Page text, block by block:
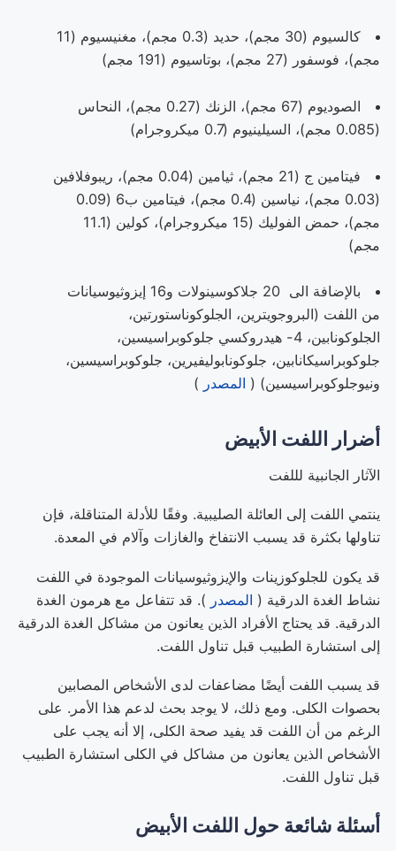
كالسيوم (30 مجم)، حديد (0.3 مجم)، مغنيسيوم (11
مجم)، فوسفور (27 مجم)، بوتاسيوم (191 مجم)
الصوديوم (67 مجم)، الزنك (0.27 مجم)، النحاس
(0.085 مجم)، السيلينيوم (0.7 ميكروجرام)
فيتامين ج (21 مجم)، ثيامين (0.04 مجم)، ريبوفلافين
(0.03 مجم)، نياسين (0.4 مجم)، فيتامين ب6 (0.09
مجم)، حمض الفوليك (15 ميكروجرام)، كولين (11.1
مجم)
بالإضافة الى 20 جلاكوسينولات و16 إيزوثيوسيانات
من اللفت (البروجويترين، الجلوكوناستورتين،
الجلوكونابين، 4- هيدروكسي جلوكوبراسيسين،
جلوكوبراسيكانابين، جلوكونابوليفيرين، جلوكوبراسيسين،
ونيوجلوكوبراسيسين) ( المصدر )
أضرار اللفت الأبيض
الآثار الجانبية لللفت
ينتمي اللفت إلى العائلة الصليبية. وفقًا للأدلة المتناقلة، فإن
تناولها بكثرة قد يسبب الانتفاخ والغازات وآلام في المعدة.
قد يكون للجلوكوزينات والإيزوثيوسيانات الموجودة في اللفت
نشاط الغدة الدرقية ( المصدر ). قد تتفاعل مع هرمون الغدة
الدرقية. قد يحتاج الأفراد الذين يعانون من مشاكل الغدة الدرقية
إلى استشارة الطبيب قبل تناول اللفت.
قد يسبب اللفت أيضًا مضاعفات لدى الأشخاص المصابين
بحصوات الكلى. ومع ذلك، لا يوجد بحث لدعم هذا الأمر. على
الرغم من أن اللفت قد يفيد صحة الكلى، إلا أنه يجب على
الأشخاص الذين يعانون من مشاكل في الكلى استشارة الطبيب
قبل تناول اللفت.
أسئلة شائعة حول اللفت الأبيض